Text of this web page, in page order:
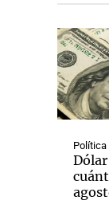
Política